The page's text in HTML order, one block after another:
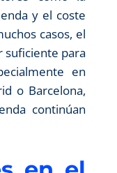
y el coste
casos, el
suficiente para
en
o Barcelona,
continúan